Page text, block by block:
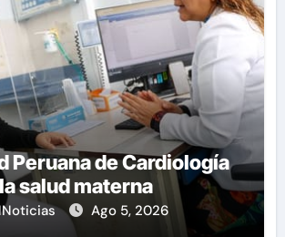
Peruana de Cardiología
salud materna
Ago 5, 2026